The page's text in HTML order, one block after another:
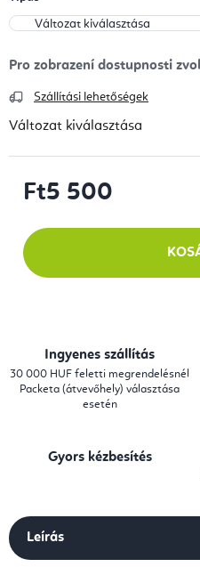
Szállítási lehetőségek
Változat kiválasztása
Ft5 500
Ingyenes szállítás
30 000 HUF feletti megrendelésnél
Packeta (átvevőhely) választása
esetén
Gyors kézbesítés
Leírás